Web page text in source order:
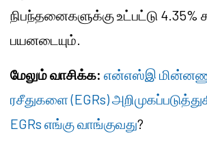
நிபந்தனைகளுக்கு உட்பட்டு 4.35%
பயனடையும்.
மேலும் வாசிக்க: என்எஸ்இ
ரசீதுகளை (EGRs)
EGRs எங்கு வாங்குவது?